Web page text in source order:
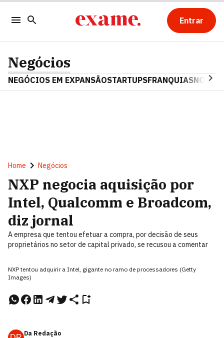
Entrar
Negócios
NEGÓCIOS EM EXPANSÃOSTARTUPSFRANQUIAS
Home Negócios
NXP negocia aquisição por
Intel, Qualcomm e Broadcom,
diz jornal
A empresa que tentou efetuar a compra, por decisão de seus
proprietários no setor de capital privado, se recusou a comentar
NXP tentou adquirir a Intel, gigante no ramo de processadores (Getty
Images)
Da Redação